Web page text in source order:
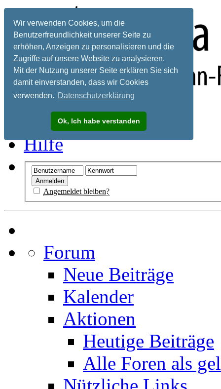
Wir verwenden Cookies, um die
Benutzerfreundlichkeit unserer Seite zu
erhöhen, Anzeigen zu personalisieren und die
Zugriffe auf unsere Website zu analysieren.
Mit der Nutzung unserer Seite erklären Sie sich
damit einverstanden, dass wir Cookies
verwenden. Datenschutzerklärung
Ok, Ich habe verstanden
Registrieren
Hilfe
Angemeldet bleiben?
Forum
Neue Beiträge
Kalender
Aktionen
Heutige Beiträge
Alle Foren als